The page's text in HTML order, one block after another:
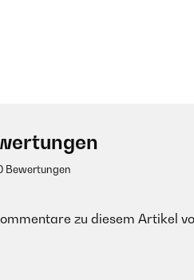
Bewertungen
zu diesem Artikel